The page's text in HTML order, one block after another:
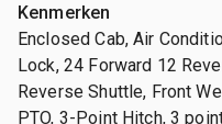
Kenmerken
Enclosed Cab, Air
Lock, 24 Forward 12
Reverse Shuttle, Front
PTO, 3-Point Hitch, 3